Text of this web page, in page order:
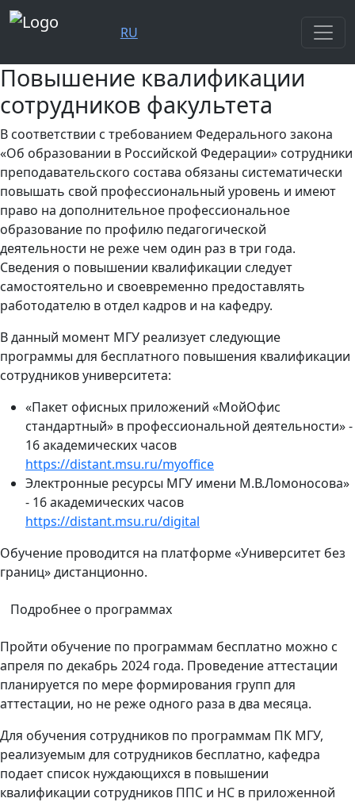
RU
Повышение квалификации
сотрудников факультета
В соответствии с требованием Федерального закона
«Об образовании в Российской Федерации» сотрудники
преподавательского состава обязаны систематически
повышать свой профессиональный уровень и имеют
право на дополнительное профессиональное
образование по профилю педагогической
деятельности не реже чем один раз в три года.
Сведения о повышении квалификации следует
самостоятельно и своевременно предоставлять
работодателю в отдел кадров и на кафедру.
В данный момент МГУ реализует следующие
программы для бесплатного повышения квалификации
сотрудников университета:
«Пакет офисных приложений «МойОфис
стандартный» в профессиональной деятельности» -
16 академических часов
https://distant.msu.ru/myoffice
Электронные ресурсы МГУ имени М.В.Ломоносова»
- 16 академических часов
https://distant.msu.ru/digital
Обучение проводится на платформе «Университет без
границ» дистанционно.
Подробнее о программах
Пройти обучение по программам бесплатно можно с
апреля по декабрь 2024 года. Проведение аттестации
планируется по мере формирования групп для
аттестации, но не реже одного раза в два месяца.
Для обучения сотрудников по программам ПК МГУ,
реализуемым для сотрудников бесплатно, кафедра
подает список нуждающихся в повышении
квалификации сотрудников ППС и НС в приложенной